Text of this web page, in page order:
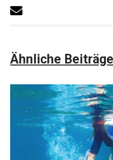
Ähnliche Beiträge